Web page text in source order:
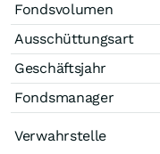
Fondsvolumen
Ausschüttungsart
Geschäftsjahr
Fondsmanager
Verwahrstelle